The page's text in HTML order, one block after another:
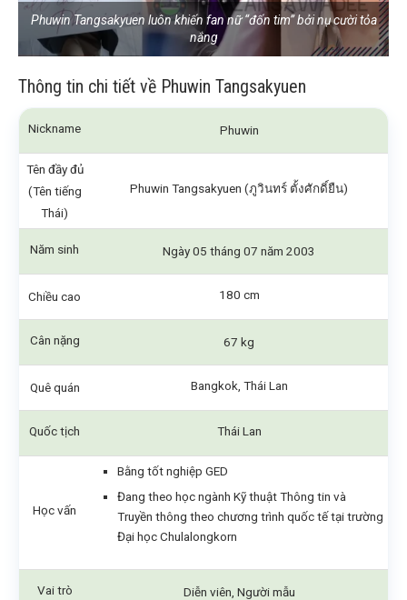
Phuwin Tangsakyuen luôn khiến fan nữ “đốn tim” bởi nụ cười tỏa
nắng
Thông tin chi tiết về Phuwin Tangsakyuen
Nickname Phuwin
Tên đầy đủ
(Tên tiếng
Thái)
Phuwin Tangsakyuen (ภูวินทร์ ตั้งศักดิ์ยืน)
Năm sinh Ngày 05 tháng 07 năm 2003
Chiều cao 180 cm
Cân nặng 67 kg
Quê quán Bangkok, Thái Lan
Quốc tịch Thái Lan
Học vấn
Bằng tốt nghiệp GED
Đang theo học ngành Kỹ thuật Thông tin và
Truyền thông theo chương trình quốc tế tại trường
Đại học Chulalongkorn
Vai trò Diễn viên, Người mẫu